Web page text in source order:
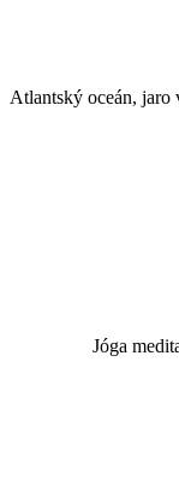
Atlantský oceán,
Jóga